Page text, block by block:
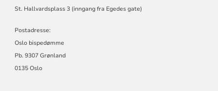
St. Hallvardsplass 3 (inngang fra Egedes gate)
Postadresse:
Oslo bispedømme
Pb. 9307 Grønland
0135 Oslo